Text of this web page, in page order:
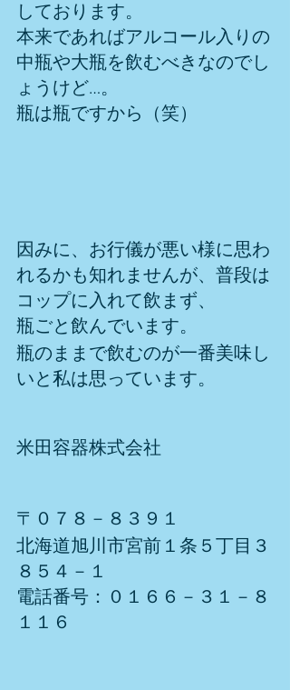
しております。
本来であればアルコール入りの
中瓶や大瓶を飲むべきなのでし
ょうけど…。
瓶は瓶ですから（笑）
因みに、お行儀が悪い様に思わ
れるかも知れませんが、普段は
コップに入れて飲まず、
瓶ごと飲んでいます。
瓶のままで飲むのが一番美味し
いと私は思っています。
米田容器株式会社
〒０７８－８３９１
北海道旭川市宮前１条５丁目３
８５４－１
電話番号：０１６６－３１－８
１１６